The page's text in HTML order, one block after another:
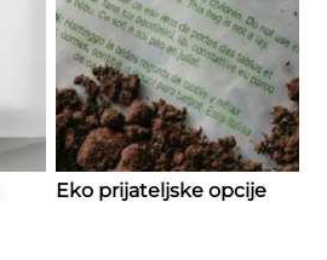
Eko prijateljske opcije